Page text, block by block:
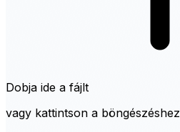
Dobja ide a fájlt
vagy kattintson a böngészéshez